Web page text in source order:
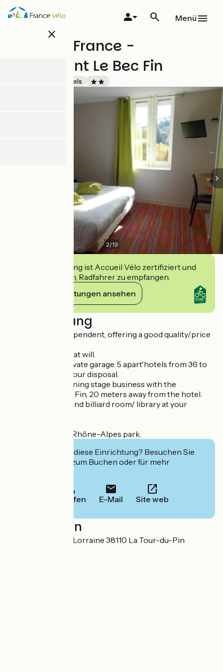
Direkt
zum
close
Menü
Hôtel de France -
Restaurant Le Bec Fin
Hotels
2/13
Diese Einrichtung ist Accueil Vélo zertifiziert und
verpflichtet sich, Radfahrer zu empfangen.
Ihre Verpflichtungen ansehen
Beschreibung
Hotel 2 stars, independent, offering a good quality/price
- Breakfast buffet at will.
- Possibility of private garage. 5 apart'hotels from 36 to
57m2 are also at your disposal.
- Partnership evening stage business with the
restaurant Le Bec Fin, 20 meters away from the hotel.
- Private terrace and billiard room/ library at your
Partner of Walibi Rhône-Alpes park.
Interessiert Sie diese Einrichtung? Besuchen Sie
deren Website zum Buchen oder für mehr
Anrufen E-Mail Site web
Localisation
12 Avenue Alsace Lorraine 38110 La Tour-du-Pin